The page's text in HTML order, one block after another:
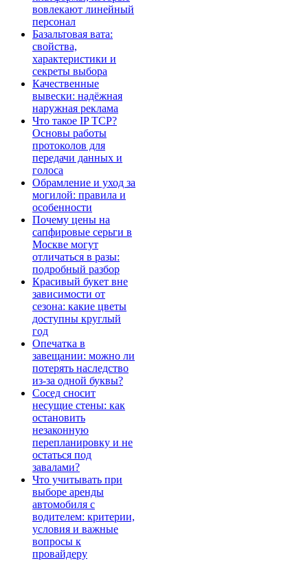
вовлекают линейный
персонал
Базальтовая вата:
свойства,
характеристики и
секреты выбора
Качественные
вывески: надёжная
наружная реклама
Что такое IP TCP?
Основы работы
протоколов для
передачи данных и
голоса
Обрамление и уход за
могилой: правила и
особенности
Почему цены на
сапфировые серьги в
Москве могут
отличаться в разы:
подробный разбор
Красивый букет вне
зависимости от
сезона: какие цветы
доступны круглый
год
Опечатка в
завещании: можно ли
потерять наследство
из-за одной буквы?
Сосед сносит
несущие стены: как
остановить
незаконную
перепланировку и не
остаться под
завалами?
Что учитывать при
выборе аренды
автомобиля с
водителем: критерии,
условия и важные
вопросы к
провайдеру